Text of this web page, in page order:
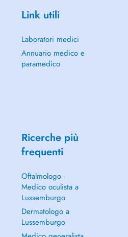
Link utili
Laboratori medici
Annuario medico e
paramedico
Ricerche più
frequenti
Oftalmologo -
Medico oculista a
Lussemburgo
Dermatologo a
Lussemburgo